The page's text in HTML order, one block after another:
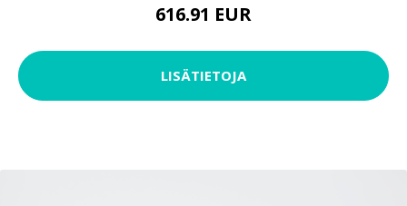
616.91 EUR
LISÄTIETOJA